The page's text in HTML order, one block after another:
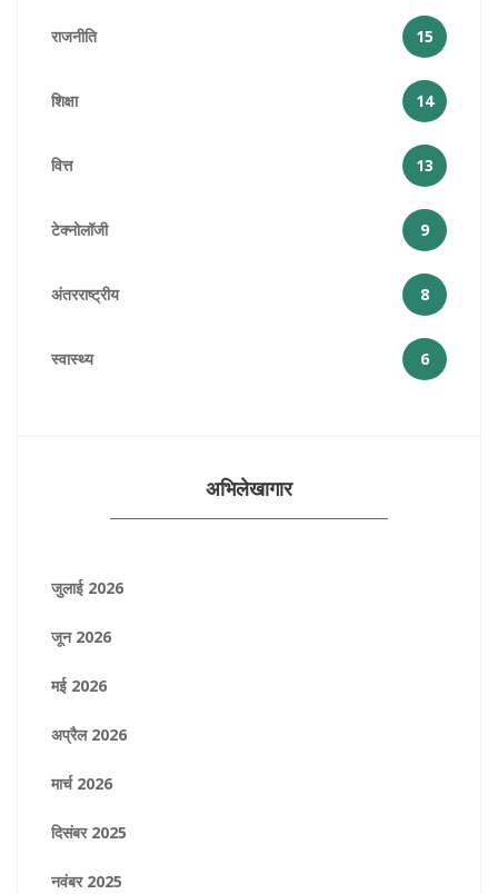
राजनीति 15
शिक्षा 14
वित्त 13
टेक्नोलॉजी 9
अंतरराष्ट्रीय 8
स्वास्थ्य 6
अभिलेखागार
जुलाई 2026
जून 2026
मई 2026
अप्रैल 2026
मार्च 2026
दिसंबर 2025
नवंबर 2025